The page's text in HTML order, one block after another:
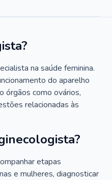
na saúde feminina.
do aparelho
órgãos como ovários,
relacionadas às
etapas
e mulheres, diagnosticar